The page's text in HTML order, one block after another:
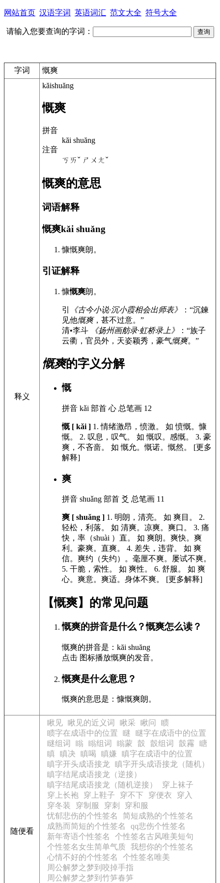
网站首页 汉语字词 英语词汇 范文大全 符号大全
请输入您要查询的字词：
字词 慨爽
释义
kăishuăng
慨爽
拼音
kăi shuăng
注音
ㄎㄞˇ ㄕㄨㄤˇ
慨爽的意思
词语解释
慨爽kǎi shuǎng
慷慨爽朗。
引证解释
慷慨爽朗。
引 《古今小说·沉小霞相会出师表》
：“沉鍊
见他慨爽，甚不过意。”
清•李斗
《扬州画舫录·虹桥录上》
：“族子
云衢，官员外，天姿颖秀，豪气慨爽。”
慨爽的字义分解
慨
拼音 kǎi 部首 心 总笔画 12
慨 [ kǎi ] 1. 情绪激昂，愤激。 如 愤慨。慷
慨。
2. 叹息，叹气。 如 慨叹。感慨。 3. 豪
爽，不吝啬。 如 慨允。慨诺。慨然。
[更多
解释]
爽
拼音 shuǎng 部首 爻 总笔画 11
爽 [ shuǎng ] 1. 明朗，清亮。 如 爽目。
2.
轻松，利落。 如 清爽。凉爽。爽口。 3. 痛
快，率（shuài ）直。 如 爽朗。爽快。爽
利。豪爽。直爽。
4. 差失，违背。 如 爽
信。爽约（失约）。毫厘不爽。屡试不爽。
5. 干脆，索性。 如 爽性。 6. 舒服。 如 爽
心。爽意。爽适。身体不爽。
[更多解释]
【慨爽】的常见问题
慨爽的拼音是什么？慨爽怎么读？
慨爽的拼音是：kăi shuăng
点击 图标播放慨爽的发音。
慨爽是什么意思？
慨爽的意思是：慷慨爽朗。
随便看
瞅见 瞅见的近义词 瞅采 瞅问
瞆
瞆字在成语中的位置
瞇
瞇字在成语中的位置
瞇组词
瞈 瞈组词 瞈蒙 瞉 瞉组词 瞉霿
瞊
瞋 瞋决 瞋喝 瞋嫌
瞋字在成语中的位置
瞋字开头成语接龙
瞋字开头成语接龙（随机）
瞋字结尾成语接龙（逆接）
瞋字结尾成语接龙（随机逆接）
穿上袜子
穿上长袍
穿上鞋子 穿不下 穿便衣
穿入
穿冬装
穿制服 穿刺
穿和服
忧郁悲伤的个性签名
简短成熟的个性签名
成熟而简短的个性签名
qq悲伤个性签名
新年寄语个性签名
个性签名古风唯美短句
个性签名女生简单气质
我想你的个性签名
心情不好的个性签名
个性签名唯美
周公解梦之梦到咬掉手指
周公解梦之梦到竹笋春笋